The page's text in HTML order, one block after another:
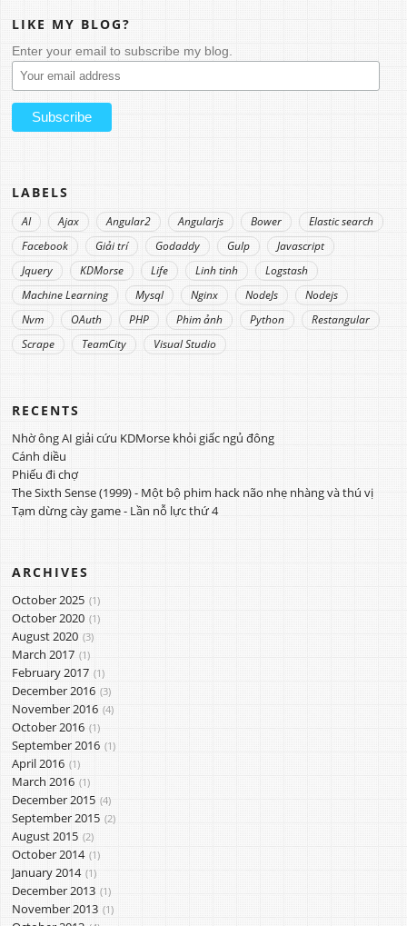
LIKE MY BLOG?
Enter your email to subscribe my blog.
LABELS
AI Ajax Angular2 Angularjs Bower
Elastic search
Facebook
Giải trí Godaddy Gulp
Javascript
Jquery
KDMorse Life Linh tinh
Logstash
Machine Learning
Mysql Nginx NodeJs
Nodejs
Nvm
OAuth PHP Phim ảnh Python
Restangular
Scrape
TeamCity Visual Studio
RECENTS
Nhờ ông AI giải cứu KDMorse khỏi giấc ngủ đông
Cánh diều
Phiếu đi chợ
The Sixth Sense (1999) - Một bộ phim hack não nhẹ nhàng và thú vị
Tạm dừng cày game - Lần nỗ lực thứ 4
ARCHIVES
October 2025 1
October 2020 1
August 2020 3
March 2017 1
February 2017 1
December 2016 3
November 2016 4
October 2016 1
September 2016 1
April 2016 1
March 2016 1
December 2015 4
September 2015 2
August 2015 2
October 2014 1
January 2014 1
December 2013 1
November 2013 1